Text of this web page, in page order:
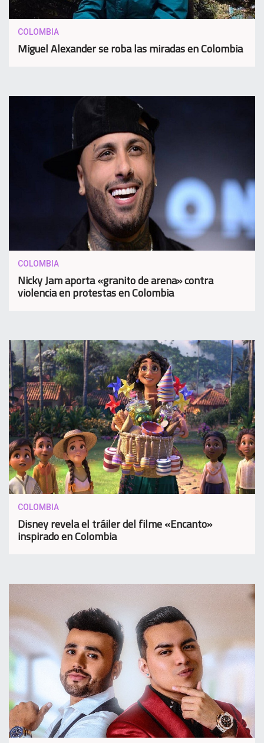
COLOMBIA
Miguel Alexander se roba las miradas en Colombia
COLOMBIA
Nicky Jam aporta «granito de arena» contra
violencia en protestas en Colombia
COLOMBIA
Disney revela el tráiler del filme «Encanto»
inspirado en Colombia